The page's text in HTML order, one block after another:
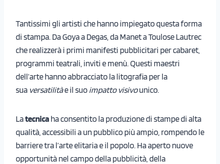
Tantissimi gli artisti che hanno impiegato questa forma
di stampa. Da Goya a Degas, da Manet a Toulose Lautrec
che realizzerà i primi manifesti pubblicitari per cabaret,
programmi teatrali, inviti e menù. Questi maestri
dell’arte hanno abbracciato la litografia per la
sua versatilitàe il suo impatto visivounico.
Latecnica ha consentito la produzione di stampe di alta
qualità, accessibili a un pubblico più ampio, rompendo le
barriere tra l’arte elitaria e il popolo. Ha aperto nuove
opportunità nel campo della pubblicità, della